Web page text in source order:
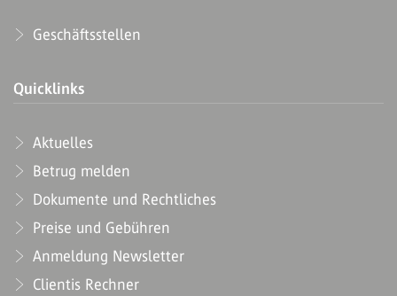
Geschäftsstellen
Quicklinks
Aktuelles
Betrug melden
Dokumente und Rechtliches
Preise und Gebühren
Anmeldung Newsletter
Clientis Rechner